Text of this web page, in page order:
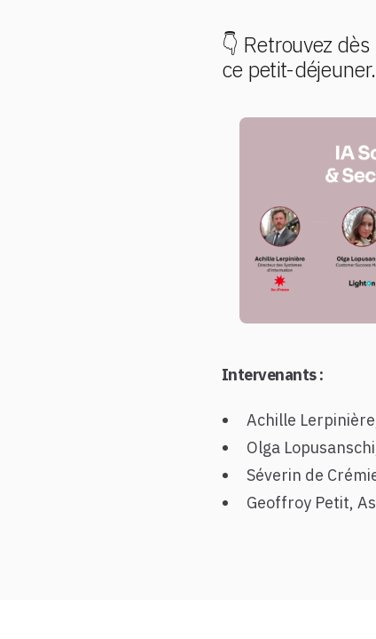
👇 Retrouvez
ce petit-déjeuner.
Intervenants :
Achille
Olga
Séverin de
Geoffroy Petit,